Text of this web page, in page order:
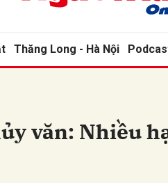
Thăng Long - Hà Nội
văn: Nhiều